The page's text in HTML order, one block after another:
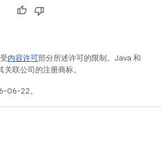
内容许可部分所述许可的限制。Java 和
联公司的注册商标。
06-22。